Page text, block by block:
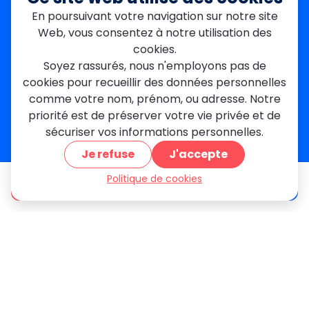
Garges-lès-Gonesse
Val-de-Marne
Dourdan
Mantes-la-Jolie
Créteil
Seine-et-Marne
Contact
01 84 24 42 80
contact@metallerie-grand-paris.com
46 bis Av. du Maine, 75015 Paris
Devis gratuit
En poursuivant votre navigation sur notre site
Web, vous consentez à notre utilisation des
cookies.
Soyez rassurés, nous n'employons pas de
cookies pour recueillir des données personnelles
comme votre nom, prénom, ou adresse. Notre
priorité est de préserver votre vie privée et de
sécuriser vos informations personnelles.
Je refuse
J'accepte
Politique de cookies